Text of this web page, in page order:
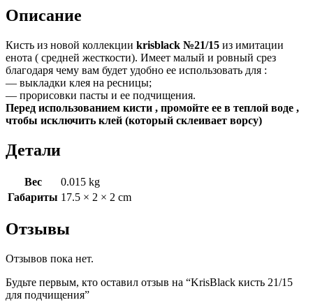
Описание
Кисть из новой коллекции krisblack №21/15 из имитации
енота ( средней жесткости). Имеет малый и ровный срез
благодаря чему вам будет удобно ее использовать для :
— выкладки клея на ресницы;
— прорисовки пасты и ее подчищения.
Перед использованием кисти , промойте ее в теплой воде ,
чтобы исключить клей (который склеивает ворсу)
Детали
Вес
0.015 kg
Габариты 17.5 × 2 × 2 cm
Отзывы
Отзывов пока нет.
Будьте первым, кто оставил отзыв на “KrisBlack кисть 21/15
для подчищения”